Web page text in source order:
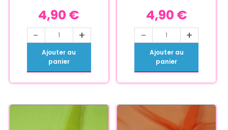
4,90 €
- +
Ajouter au
panier
4,90 €
- +
Ajouter au
panier